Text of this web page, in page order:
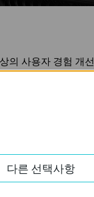
뛰어나고
디자인
드
3G-4G USB 모뎀/
라이언트 모드
다른 선택사항
의 사용자 경험 개
세한 내용은개인
비활성화할 수 없습
에서의 사용자 활동